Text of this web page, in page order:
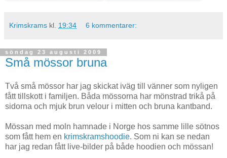
Krimskrams kl. 19:34 6 kommentarer:
söndag 23 augusti 2009
Små mössor bruna
Två små mössor har jag skickat iväg till vänner som nyligen
fått tillskott i familjen. Båda mössorna har mönstrad trikå på
sidorna och mjuk brun velour i mitten och bruna kantband.
Mössan med moln hamnade i Norge hos samme lille sötnos
som fått hem en krimskramshoodie. Som ni kan se nedan
har jag redan fått live-bilder på både hoodien och mössan!